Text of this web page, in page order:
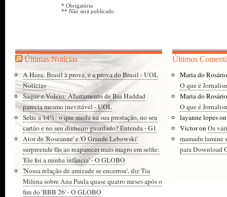
* Obrigatório
** Não será publicado
Últimas Notícias
A Hora: Brasil à prova, e a prova do Brasil - UOL
Notícias
Saque e Voleio: Afastamento de Bia Haddad
parecia mesmo inevitável - UOL
Selic a 14%: o que muda na sua prestação, no seu
cartão e no seu dinheiro guardado? Entenda - G1
Ator de 'Roseanne' e 'O Grande Lebowski'
surpreende fãs ao reaparecer mais magro em selfie:
'Ele foi a minha infância' - O GLOBO
'Nossa relação de amizade se encerrou', diz Tia
Milena sobre Ana Paula quase quatro meses após o
fim do 'BBB 26' - O GLOBO
Últimos
Maria do
O que é
Maria do
O que é
layanne lopes
VictoronOs
mamadu lamine
para Download